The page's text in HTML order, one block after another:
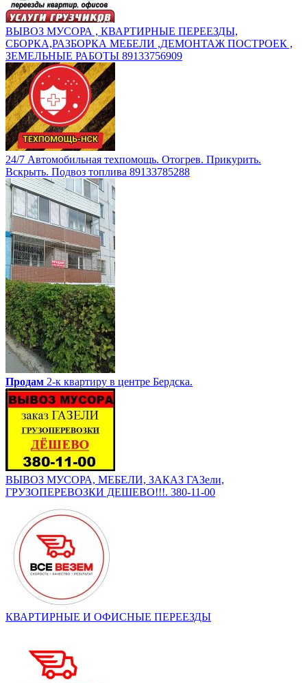
ВЫВОЗ МУСОРА , КВАРТИРНЫЕ ПЕРЕЕЗДЫ,
СБОРКА,РАЗБОРКА МЕБЕЛИ ,ДЕМОНТАЖ ПОСТРОЕК ,
ЗЕМЕЛЬНЫЕ РАБОТЫ 89133756909
24/7 Автомобильная техпомощь. Отогрев. Прикурить.
Вскрыть. Подвоз топлива 89133785288
Продам 2-к квартиру в центре Бердска.
ВЫВОЗ МУСОРА, МЕБЕЛИ, ЗАКАЗ ГАЗели,
ГРУЗОПЕРЕВОЗКИ ДЕШЕВО!!!. 380-11-00
КВАРТИРНЫЕ И ОФИСНЫЕ ПЕРЕЕЗДЫ